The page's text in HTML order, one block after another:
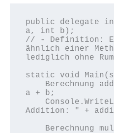
public delegate
a, int b);
// - Definition:
ähnlich einer
lediglich ohne
static void
a + b;
Addition: " +